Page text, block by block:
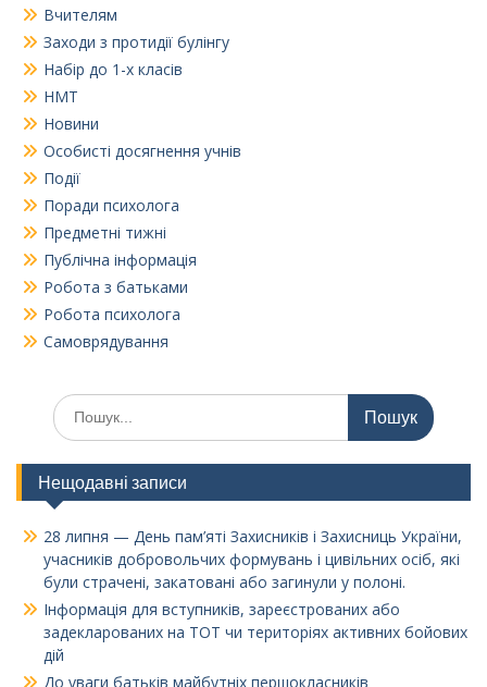
Вчителям
Заходи з протидії булінгу
Набір до 1-х класів
НМТ
Новини
Особисті досягнення учнів
Події
Поради психолога
Предметні тижні
Публічна інформація
Робота з батьками
Робота психолога
Самоврядування
Шукати:
Нещодавні записи
28 липня — День пам’яті Захисників і Захисниць України,
учасників добровольчих формувань і цивільних осіб, які
були страчені, закатовані або загинули у полоні.
Інформація для вступників, зареєстрованих або
задекларованих на ТОТ чи територіях активних бойових
дій
До уваги батьків майбутніх першокласників